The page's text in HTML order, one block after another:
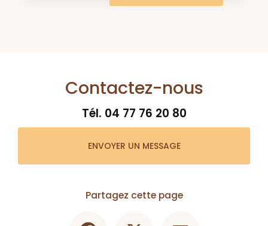
Contactez-nous
Tél. 04 77 76 20 80
ENVOYER UN MESSAGE
Partagez cette page